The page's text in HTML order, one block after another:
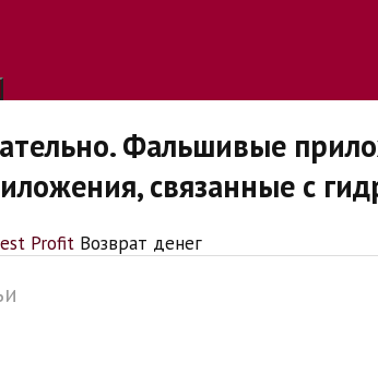
Фальшивые
связанные с
Profit Возврат денег